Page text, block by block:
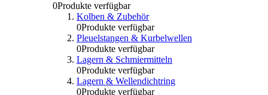
0Produkte verfügbar
Kolben & Zubehör
0Produkte verfügbar
Pleuelstangen & Kurbelwellen
0Produkte verfügbar
Lagern & Schmiermitteln
0Produkte verfügbar
Lagern & Wellendichtring
0Produkte verfügbar